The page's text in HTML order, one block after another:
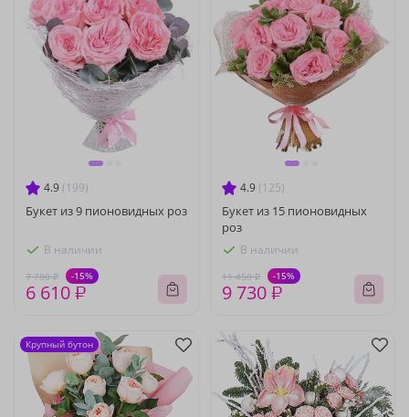
4.9 (199)
Букет из 9 пионовидных роз
В наличии
7 780 ₽ -15%
6 610 ₽
4.9 (125)
Букет из 15 пионовидных
роз
В наличии
11 450 ₽ -15%
9 730 ₽
Крупный бутон